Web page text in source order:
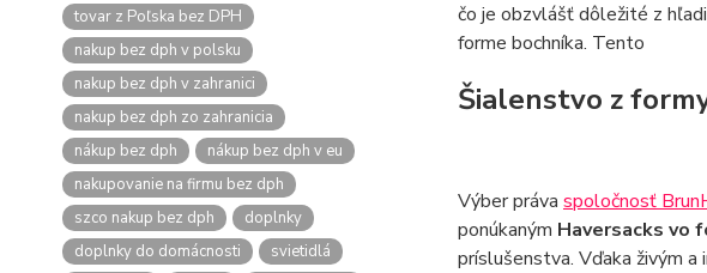
tovar z Poľska bez DPH
nakup bez dph v polsku
nakup bez dph v zahranici
nakup bez dph zo zahranicia
nákup bez dph
nákup bez dph v eu
nakupovanie na firmu bez dph
szco nakup bez dph
doplnky
doplnky do domácnosti
svietidlá
čo je obzvlášť dôležité z
forme bochníka. Tento
Šialenstvo z
Výber práva spoločnosť
ponúkaným Haversacks vo
príslušenstva. Vďaka živým